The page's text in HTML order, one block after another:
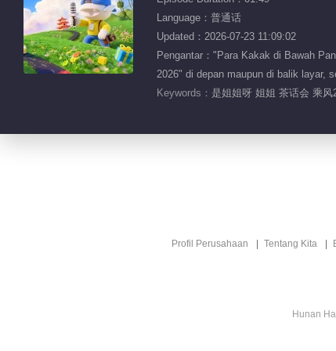
Language：普通话
Updated：2026-07-23 11:09:02
Pengantar："Para Kakak di Bawah
2026" di depan maupun di balik layar,
Keywords： 是姐姐呀 姐姐 茶话会 乘
Profil Perusahaan Tentang Kita
Hunan